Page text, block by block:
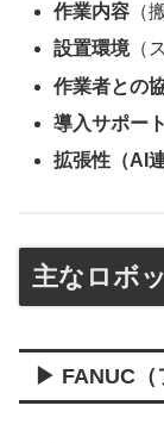
作業内容 （
設置環境（
作業者との
導入サポー
拡張性（AI
主なロボ
▶ FANUC（